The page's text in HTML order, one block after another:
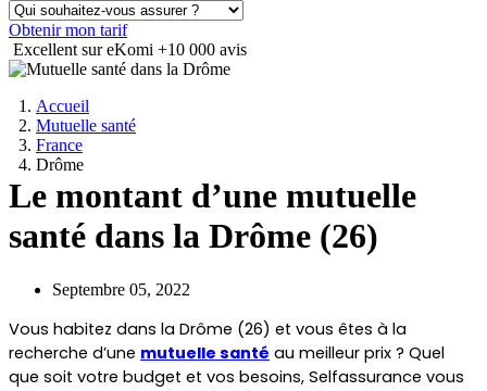
Obtenir mon tarif
Excellent sur eKomi +10 000 avis
Accueil
Mutuelle santé
France
Drôme
Le montant d’une mutuelle
santé dans la Drôme (26)
Septembre 05, 2022
Vous habitez dans la Drôme (26) et vous êtes à la
recherche d’une mutuelle santé au meilleur prix ? Quel
que soit votre budget et vos besoins, Selfassurance vous